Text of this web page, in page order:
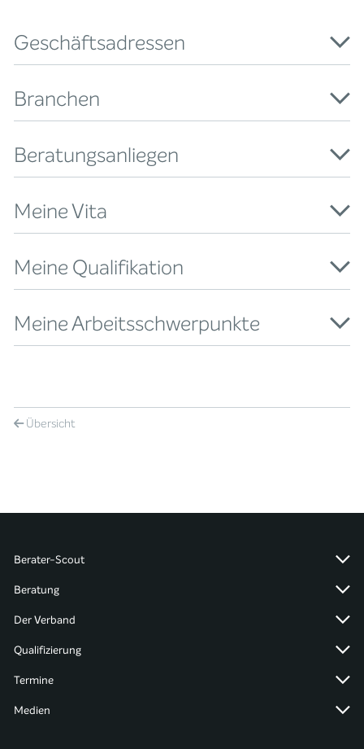
Geschäftsadressen
Branchen
Beratungsanliegen
Meine Vita
Meine Qualifikation
Meine Arbeitsschwerpunkte
Übersicht
Berater-Scout
Beratung
Der Verband
Qualifizierung
Termine
Medien